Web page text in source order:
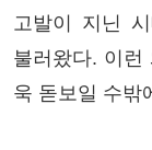
고발이 지닌
불러왔다. 이런
욱 돋보일 수밖